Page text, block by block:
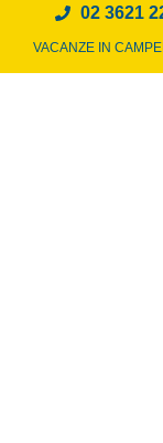
02 3621
VACANZE IN